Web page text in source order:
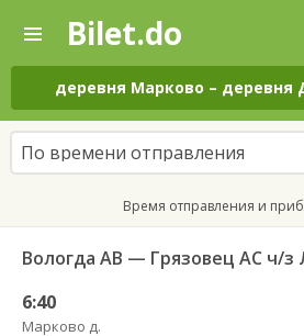
—
Поиск
и
покупка
билетов
на
автобус
онлайн
Bilet.do
деревня Марково – деревня
По времени отправления
Время отправления и
Вологда АВ — Грязовец АС ч/з
6:40
Марково д.